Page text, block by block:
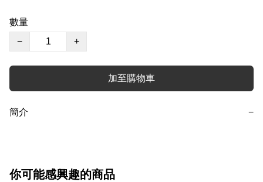
數量
−
+
加至購物車
簡介 −
你可能感興趣的商品